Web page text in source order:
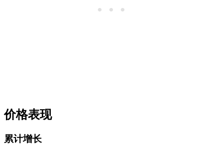
价格表现
累计增长